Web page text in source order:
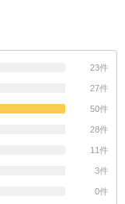
23件
27件
50件
28件
11件
3件
0件